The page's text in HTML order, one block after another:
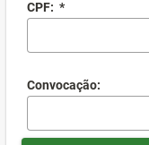
CPF: *
Convocação: